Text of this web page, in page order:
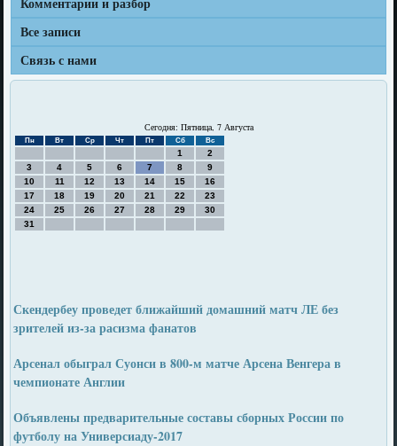
Все записи
Связь с нами
Сегодня: Пятница, 7 Августа
Пн Вт Ср Чт Пт Сб Вс
1
2
3
4 5 6 7 8
9
10
11 12 13 14 15
16
17
18 19 20 21 22
23
24
25 26 27 28 29
30
31
Скендербеу проведет ближайший домашний матч ЛЕ без
зрителей из-за расизма фанатов
Арсенал обыграл Суонси в 800-м матче Арсена Венгера в
чемпионате Англии
Объявлены предварительные составы сборных России по
футболу на Универсиаду-2017